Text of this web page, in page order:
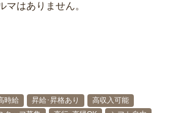
マはありません。
時給 昇給･昇格あり
高収入可能